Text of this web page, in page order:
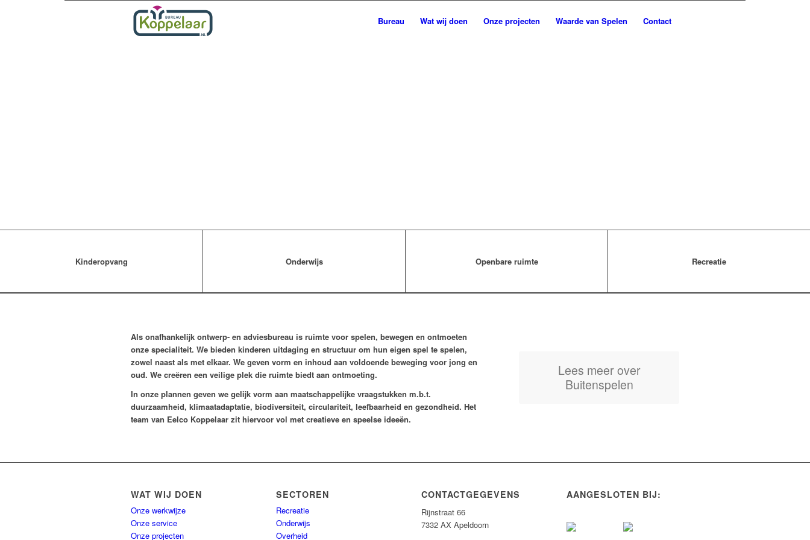
Bureau Wat wij doen Onze projecten Waarde van Spelen Contact
Kinderopvang Onderwijs Openbare ruimte Recreatie
Als onafhankelijk ontwerp- en adviesbureau is ruimte voor spelen, bewegen en ontmoeten
onze specialiteit. We bieden kinderen uitdaging en structuur om hun eigen spel te spelen,
zowel naast als met elkaar. We geven vorm en inhoud aan voldoende beweging voor jong en
oud. We creëren een veilige plek die ruimte biedt aan ontmoeting.
In onze plannen geven we gelijk vorm aan maatschappelijke vraagstukken m.b.t.
duurzaamheid, klimaatadaptatie, biodiversiteit, circulariteit, leefbaarheid en gezondheid. Het
team van Eelco Koppelaar zit hiervoor vol met creatieve en speelse ideeën.
Lees meer over
Buitenspelen
WAT WIJ DOEN
Onze werkwijze
Onze service
Onze projecten
SECTOREN
Recreatie
Onderwijs
Overheid
CONTACTGEGEVENS
Rijnstraat 66
7332 AX Apeldoorn
AANGESLOTEN BIJ: